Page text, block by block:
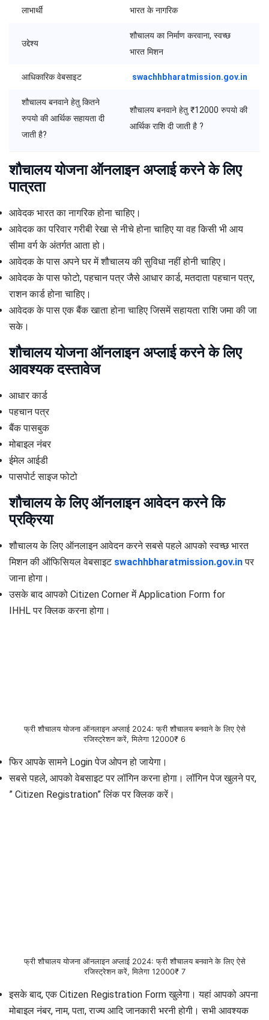
लाभार्थी भारत के नागरिक
उद्देश्य
शौचालय का निर्माण करवाना, स्वच्छ
भारत मिशन
आधिकारिक वेबसाइट swachhbharatmission.gov.in
शौचालय बनवाने हेतु कितने
रुपयो की आर्थिक सहायता दी
जाती है?
शौचालय बनवाने हेतु ₹12000 रुपयो की
आर्थिक राशि दी जाती है ?
शौचालय योजना ऑनलाइन अप्लाई करने के लिए
पात्रता
आवेदक भारत का नागरिक होना चाहिए।
आवेदक का परिवार गरीबी रेखा से नीचे होना चाहिए या वह किसी भी आय
सीमा वर्ग के अंतर्गत आता हो।
आवेदक के पास अपने घर में शौचालय की सुविधा नहीं होनी चाहिए।
आवेदक के पास फोटो, पहचान पत्र जैसे आधार कार्ड, मतदाता पहचान पत्र,
राशन कार्ड होना चाहिए।
आवेदक के पास एक बैंक खाता होना चाहिए जिसमें सहायता राशि जमा की जा
सके।
शौचालय योजना ऑनलाइन अप्लाई करने के लिए
आवश्यक दस्तावेज
आधार कार्ड
पहचान पत्र
बैंक पासबुक
मोबाइल नंबर
ईमेल आईडी
पासपोर्ट साइज फोटो
शौचालय के लिए ऑनलाइन आवेदन करने कि
प्रक्रिया
शौचालय के लिए ऑनलाइन आवेदन करने सबसे पहले आपको स्वच्छ भारत
मिशन की ऑफिसियल वेबसाइट swachhbharatmission.gov.inपर
जाना होगा।
उसके बाद आपको Citizen Corner में Application Form for
IHHL पर क्लिक करना होगा।
फ्री शौचालय योजना ऑनलाइन अप्लाई 2024: फ्री शौचालय बनवाने के लिए ऐसे
रजिस्ट्रेशन करें, मिलेगा 12000₹ 6
फिर आपके सामने Login पेज ओपन हो जायेगा।
सबसे पहले, आपको वेबसाइट पर लॉगिन करना होगा। लॉगिन पेज खुलने पर,
” Citizen Registration” लिंक पर क्लिक करें।
फ्री शौचालय योजना ऑनलाइन अप्लाई 2024: फ्री शौचालय बनवाने के लिए ऐसे
रजिस्ट्रेशन करें, मिलेगा 12000₹ 7
इसके बाद, एक Citizen Registration Form खुलेगा। यहां आपको अपना
मोबाइल नंबर, नाम, पता, राज्य आदि जानकारी भरनी होगी। सभी आवश्यक